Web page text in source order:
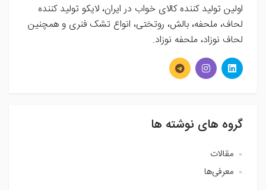
اولین تولید کننده کالای خواب در ایران، لایکو تولید کننده
لحاف، ملحفه، بالش، روتختی، انواع تشک فنری و همچنین
لحاف نوزاد، ملحفه نوزاد.
گروه های نوشته ها
مقالات
معرفی‌ها